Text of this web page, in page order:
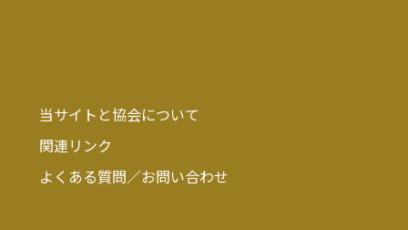
当サイトと協会について
関連リンク
よくある質問／お問い合わせ